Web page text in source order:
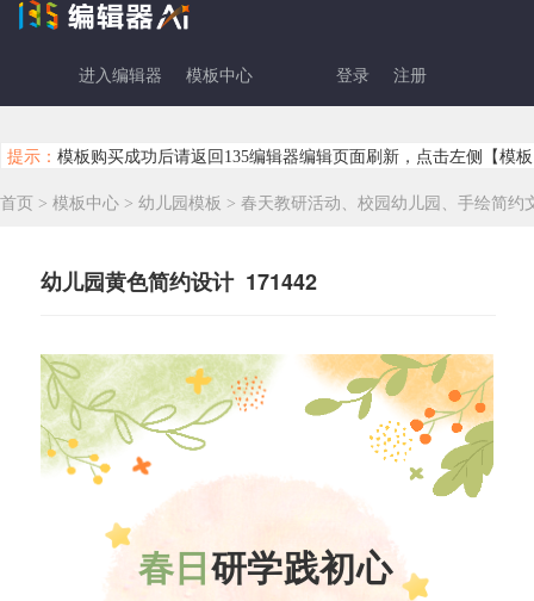
进入编辑器 模板中心 登录 注册
提示： 模板购买成功后请返回135编辑器编辑页面刷新，点击左侧【模
首页 > 模板中心 > 幼儿园模板 > 春天教研活动、校园幼儿园、手绘简约
幼儿园黄色简约设计 171442
春日 研学践初心